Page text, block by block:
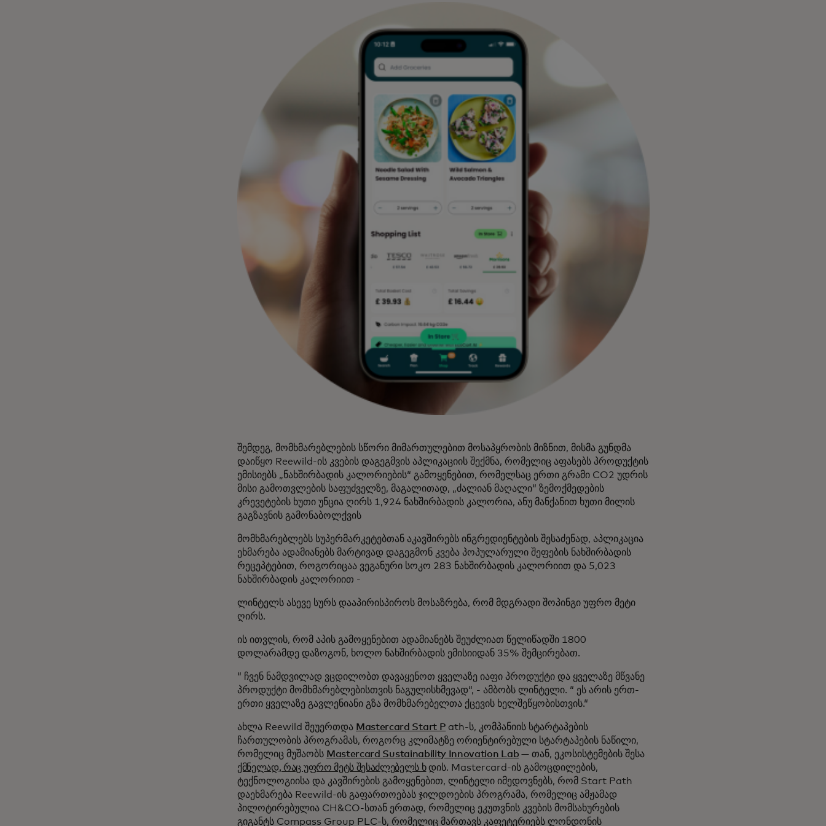
შემდეგ, მომხმარებლების სწორი მიმართულებით მოსაპყრობის მიზნით, მისმა გუნდმა
დაიწყო Reewild-ის კვების დაგეგმვის აპლიკაციის შექმნა, რომელიც აფასებს პროდუქტის
ემისიებს „ნახშირბადის კალორიების“ გამოყენებით, რომელსაც ერთი გრამი CO2 უდრის
მისი გამოთვლების საფუძველზე, მაგალითად, „ძალიან მაღალი“ ზემოქმედების
კრევეტების ხუთი უნცია ღირს 1,924 ნახშირბადის კალორია, ანუ მანქანით ხუთი მილის
გაგზავნის გამონაბოლქვის
მომხმარებლებს სუპერმარკეტებთან აკავშირებს ინგრედიენტების შესაძენად, აპლიკაცია
ეხმარება ადამიანებს მარტივად დაგეგმონ კვება პოპულარული შეფების ნახშირბადის
რეცეპტებით, როგორიცაა ვეგანური სოკო 283 ნახშირბადის კალორიით და 5,023
ნახშირბადის კალორიით -
ლინტელს ასევე სურს დააპირისპიროს მოსაზრება, რომ მდგრადი შოპინგი უფრო მეტი
ღირს.
ის ითვლის, რომ აპის გამოყენებით ადამიანებს შეუძლიათ წელიწადში 1800
დოლარამდე დაზოგონ, ხოლო ნახშირბადის ემისიიდან 35% შემცირებათ.
“ ჩვენ ნამდვილად ვცდილობთ დავაყენოთ ყველაზე იაფი პროდუქტი და ყველაზე მწვანე
პროდუქტი მომხმარებლებისთვის ნაგულისხმევად“, - ამბობს ლინტელი. “ ეს არის ერთ-
ერთი ყველაზე გავლენიანი გზა მომხმარებელთა ქცევის ხელშეწყობისთვის.“
ახლა Reewild შეუერთდა Mastercard Start P ath-ს, კომპანიის სტარტაპების
ჩართულობის პროგრამას, როგორც კლიმატზე ორიენტირებული სტარტაპების ნაწილი,
რომელიც მუშაობს Mastercard Sustainability Innovation Lab — თან, ეკოსისტემების შესა
ქმნელად, რაც უფრო მეტს შესაძლებელს ხდის. Mastercard-ის გამოცდილების,
ტექნოლოგიისა და კავშირების გამოყენებით, ლინტელი იმედოვნებს, რომ Start Path
დაეხმარება Reewild-ის გაფართოებას ჯილდოების პროგრამა, რომელიც ამჟამად
პილოტირებულია CH&CO-სთან ერთად, რომელიც ეკუთვნის კვების მომსახურების
გიგანტს Compass Group PLC-ს, რომელიც მართავს კაფეტერიებს ლონდონის